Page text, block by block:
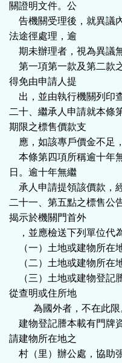
關證明文件。公
告機關受理後，就異議
法途徑處理，逾
期未辦理者，視為異議無
第一項第一款及第二款
得免由申請人提
出，並由執行機關列印
二十、繼承人申請就本條
期限之標售價款支
應，如該專戶價金不足
本條第四項所稱逾十年
日。逾十年無繼
承人申請提領該價款，
二十一、第五點之標售公
揭示於機關門首外
，並應檢送下列單位代
（一）土地或建物所在
（二）土地或建物所在
（三）土地或建物登記
從查明或住所地
為國外者，不在此限
建物登記謄本載有門牌
請建物所在地之
村（里）辦公處，協助